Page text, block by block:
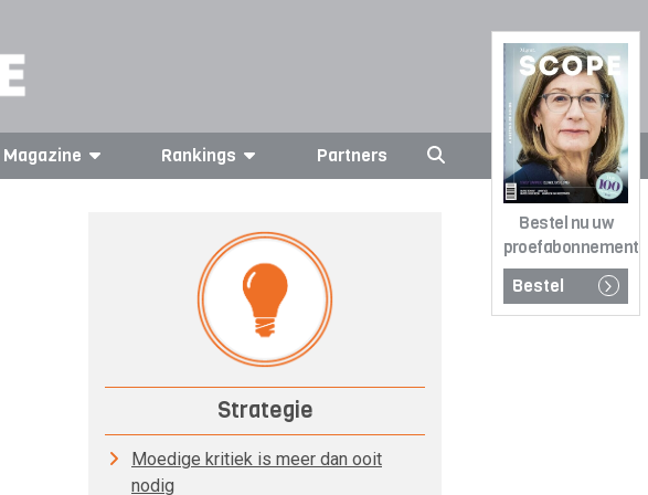
Bestel nu uw
proefabonnement
Bestel
Magazine Rankings Partners
Strategie
Moedige kritiek is meer dan ooit
nodig